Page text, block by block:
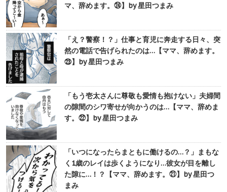
マ、辞めます。㉔】by 星田つまみ
「え？警察！？」仕事と育児に奔走する日々、突
然の電話で告げられたのは…【ママ、辞めます。
㉓】by 星田つまみ
「もう壱太さんに尊敬も愛情も抱けない」夫婦間
の隙間のシワ寄せが向かうのは…【ママ、辞めま
す。㉒】by 星田つまみ
「いつになったらまともに働けるの…？」まもな
く1歳のレイは歩くようになり…彼女が目を離し
た隙に…！？【ママ、辞めます。㉑】by 星田つ
まみ